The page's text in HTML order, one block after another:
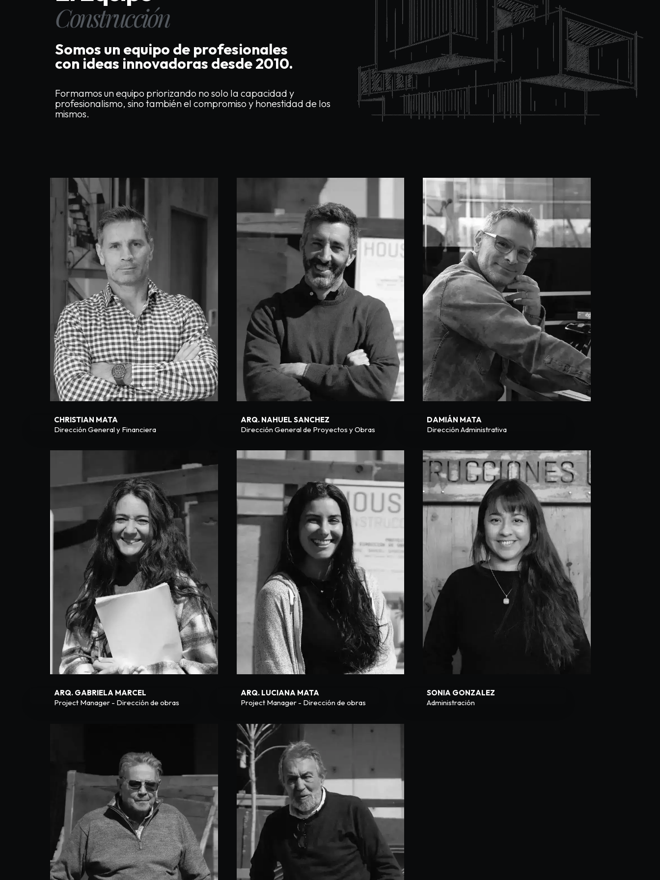
9
8
9
7
8
9
7
8
9
Construcción
Somos un equipo de profesionales
con ideas innovadoras desde 2010.
Formamos un equipo priorizando no solo la capacidad y
profesionalismo, sino también el compromiso y honestidad de los
mismos.
CHRISTIAN MATA
Dirección General y Financiera
ARQ. NAHUEL SANCHEZ
Dirección General de Proyectos y Obras
DAMIÁN MATA
Dirección Administrativa
ARQ. GABRIELA MARCEL
Project Manager - Dirección de obras
ARQ. LUCIANA MATA
Project Manager - Dirección de obras
SONIA GONZALEZ
Administración